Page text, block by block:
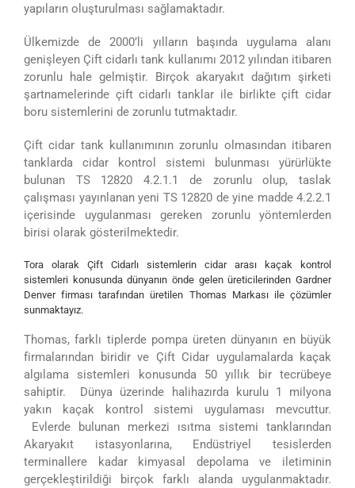
yapıların oluşturulması sağlamaktadır.
Ülkemizde de 2000’li yılların başında uygulama alanı
genişleyen Çift cidarlı tank kullanımı 2012 yılından itibaren
zorunlu hale gelmiştir. Birçok akaryakıt dağıtım şirketi
şartnamelerinde çift cidarlı tanklar ile birlikte çift cidar
boru sistemlerini de zorunlu tutmaktadır.
Çift cidar tank kullanımının zorunlu olmasından itibaren
tanklarda cidar kontrol sistemi bulunması yürürlükte
bulunan TS 12820 4.2.1.1 de zorunlu olup, taslak
çalışması yayınlanan yeni TS 12820 de yine madde 4.2.2.1
içerisinde uygulanması gereken zorunlu yöntemlerden
birisi olarak gösterilmektedir.
Tora olarak Çift Cidarlı sistemlerin cidar arası kaçak kontrol
sistemleri konusunda dünyanın önde gelen üreticilerinden Gardner
Denver firması tarafından üretilen Thomas Markası ile çözümler
sunmaktayız.
Thomas, farklı tiplerde pompa üreten dünyanın en büyük
firmalarından biridir ve Çift Cidar uygulamalarda kaçak
algılama sistemleri konusunda 50 yıllık bir tecrübeye
sahiptir. Dünya üzerinde halihazırda kurulu 1 milyona
yakın kaçak kontrol sistemi uygulaması mevcuttur.
Evlerde bulunan merkezi ısıtma sistemi tanklarından
Akaryakıt istasyonlarına, Endüstriyel tesislerden
terminallere kadar kimyasal depolama ve iletiminin
gerçekleştirildiği birçok farklı alanda uygulanmaktadır.